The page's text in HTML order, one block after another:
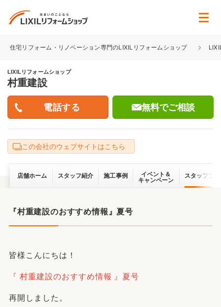
住宅リフォーム・リノベーション専門のLIXILリフォームショップ
LIXILリフォームショップ
村重建設
無料でご相談
この会社のウェブサイトはこちら
店舗ホーム スタッフ紹介 施工事例
イベント＆
キャンペーン
スタッフブ
『村重建設のおすすめ情報』夏号
皆様こんにちは！
『 村重建設のおすすめ情報 』夏号
再開しました。